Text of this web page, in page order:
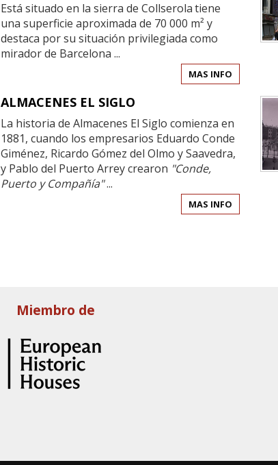
Está situado en la sierra de Collserolatiene
una superficie aproximada de 70 000 m² y
destaca por su situación privilegiada como
mirador de Barcelona ...
MAS INFO
ALMACENES EL SIGLO
La historia de Almacenes El Siglo comienza en
1881, cuando los empresarios Eduardo Conde
Giménez, Ricardo Gómez del Olmo y Saavedra,
y Pablo del Puerto Arrey crearon "Conde,
Puerto y Compañía"...
MAS INFO
Miembro de